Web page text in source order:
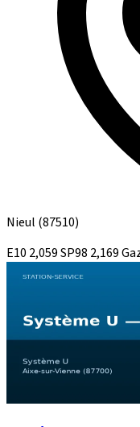
Nieul (87510)
E10 2,059SP98 2,169